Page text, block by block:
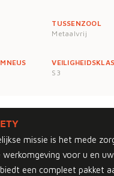
TUSSENZOOL
Metaalvrij
S3
missie is het mede
werkomgeving voor u en
een compleet pakket